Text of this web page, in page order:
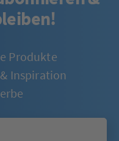
Produkte
Inspiration